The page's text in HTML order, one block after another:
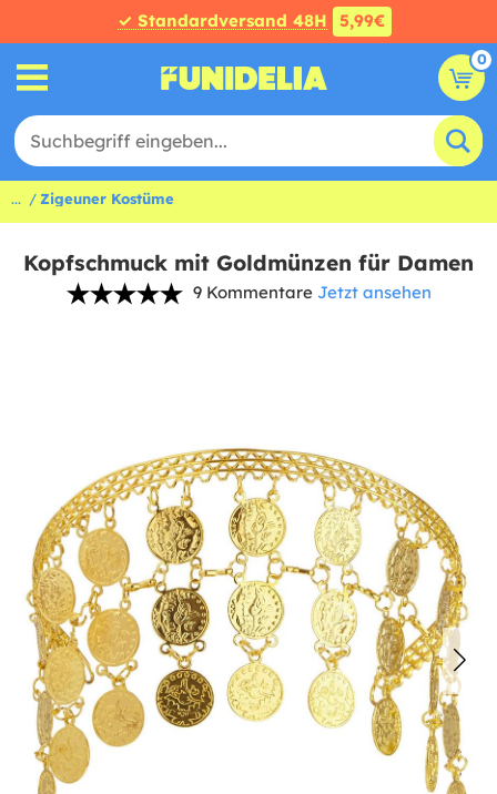
✓ Standardversand 48H 5,99€
0
... Zigeuner Kostüme
Kopfschmuck mit Goldmünzen für Damen
9 Kommentare Jetzt ansehen